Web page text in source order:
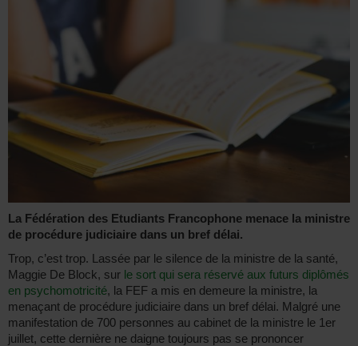
La Fédération des Etudiants Francophone menace la ministre
de procédure judiciaire dans un bref délai.
Trop, c’est trop. Lassée par le silence de la ministre de la santé,
Maggie De Block, sur le sort qui sera réservé aux futurs diplômés
en psychomotricité, la FEF a mis en demeure la ministre, la
menaçant de procédure judiciaire dans un bref délai. Malgré une
manifestation de 700 personnes au cabinet de la ministre le 1er
juillet, cette dernière ne daigne toujours pas se prononcer